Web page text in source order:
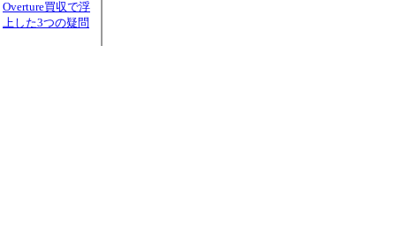
Overture買収で浮
上した3つの疑問